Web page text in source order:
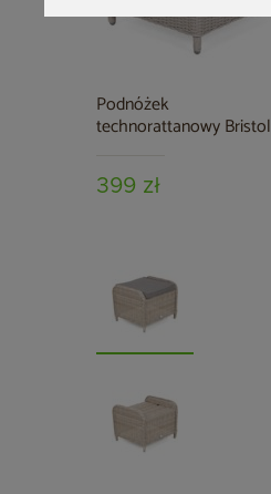
Podnóżek
technorattanowy Bristol
399 zł